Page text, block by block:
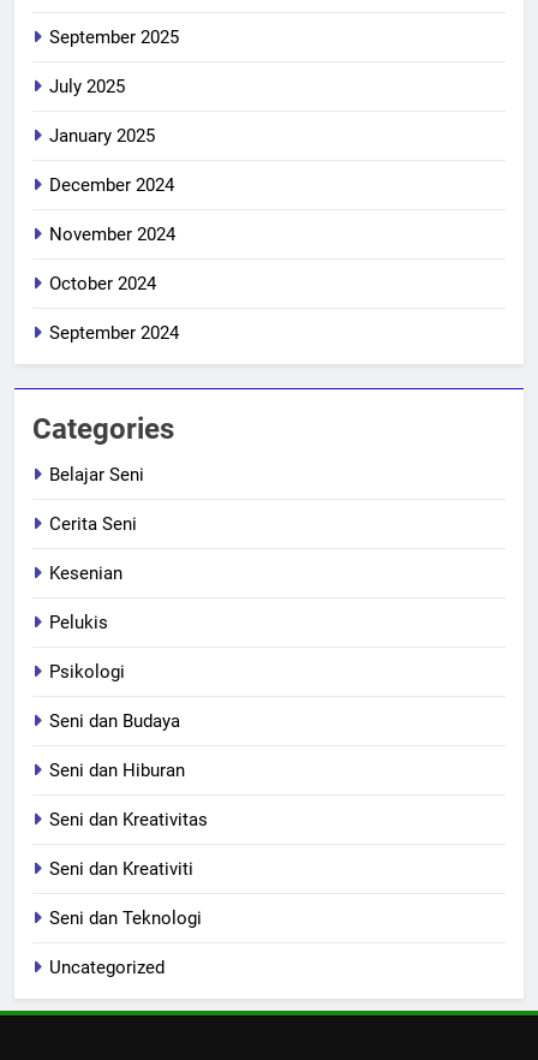
September 2025
July 2025
January 2025
December 2024
November 2024
October 2024
September 2024
Categories
Belajar Seni
Cerita Seni
Kesenian
Pelukis
Psikologi
Seni dan Budaya
Seni dan Hiburan
Seni dan Kreativitas
Seni dan Kreativiti
Seni dan Teknologi
Uncategorized